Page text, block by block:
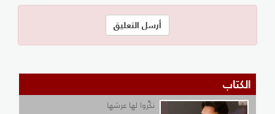
الكتاب
نكِّروا لها عرشها